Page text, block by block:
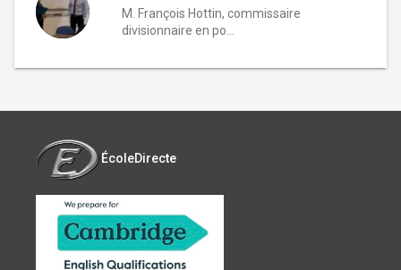
M. François Hottin, commissaire
divisionnaire en po...
ÉcoleDirecte